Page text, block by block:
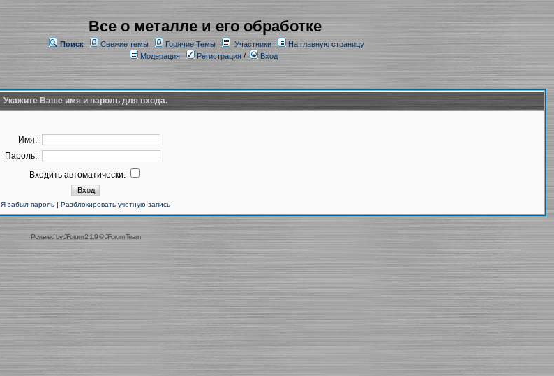
Все о металле и его обработке
Поиск Свежие темы Горячие Темы Участники
На главную страницу
Модерация
Регистрация/ Вход
Укажите Ваше имя и пароль для входа.
Имя:
Пароль:
Входить автоматически:
Я забыл пароль| Разблокировать учетную запись
Powered byJForum 2.1.9©JForum Team